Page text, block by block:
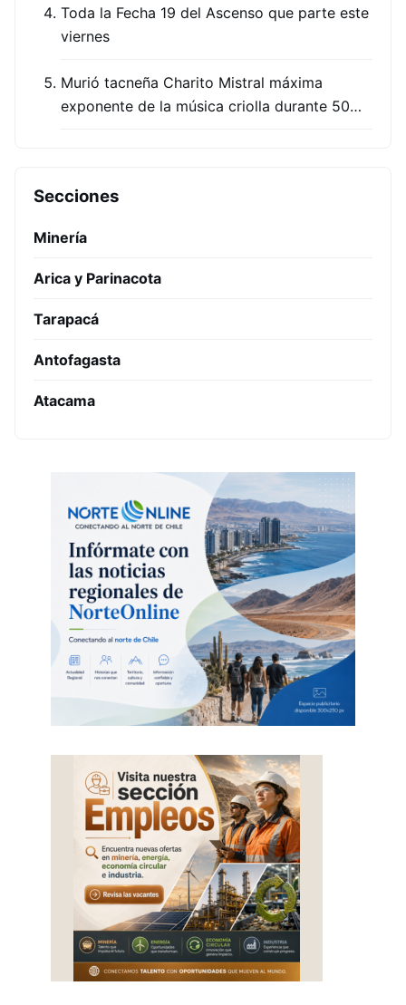
Toda la Fecha 19 del Ascenso que parte este
viernes
Murió tacneña Charito Mistral máxima
exponente de la música criolla durante 50…
Secciones
Minería
Arica y Parinacota
Tarapacá
Antofagasta
Atacama